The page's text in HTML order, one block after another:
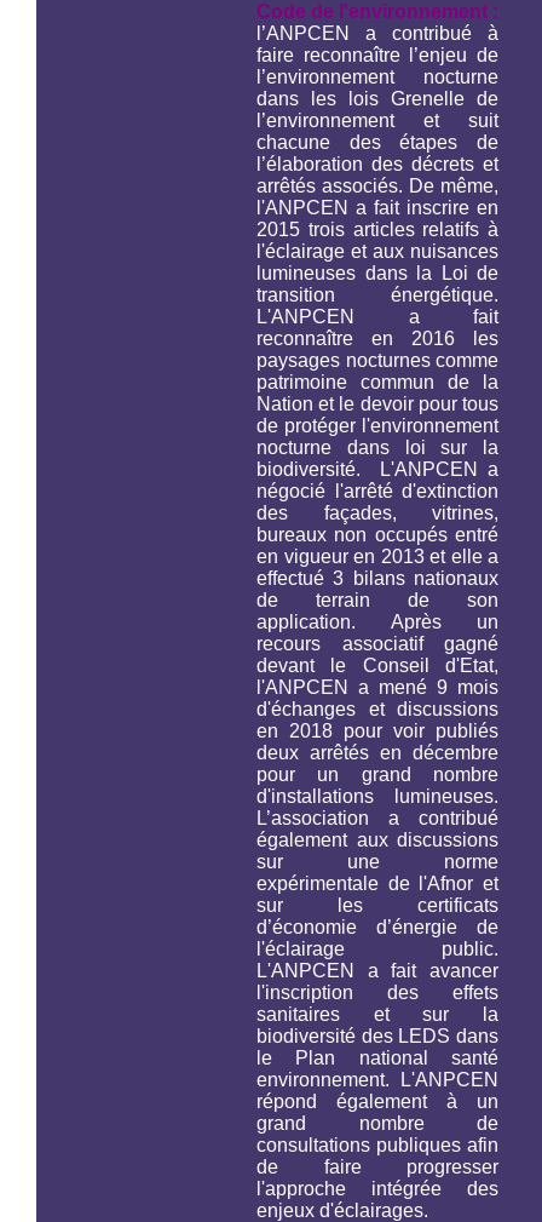
Code de l'environnement :
l’ANPCEN a contribué à
faire reconnaître l’enjeu de
l’environnement nocturne
dans les lois Grenelle de
l’environnement et suit
chacune des étapes de
l’élaboration des décrets et
arrêtés associés. De même,
l'ANPCEN a fait inscrire en
2015 trois articles relatifs à
l'éclairage et aux nuisances
lumineuses dans la Loi de
transition énergétique.
L'ANPCEN a fait
reconnaître en 2016 les
paysages nocturnes comme
patrimoine commun de la
Nation et le devoir pour tous
de protéger l'environnement
nocturne dans loi sur la
biodiversité.
L'ANPCEN a
négocié l'arrêté d'extinction
des façades, vitrines,
bureaux non occupés entré
en vigueur en 2013 et elle a
effectué 3 bilans nationaux
de terrain de son
application. Après un
recours associatif gagné
devant le Conseil d'Etat,
l'ANPCEN a mené 9 mois
d'échanges et discussions
en 2018 pour voir publiés
deux arrêtés en décembre
pour un grand nombre
d'installations lumineuses.
L’association a contribué
également aux discussions
sur une norme
expérimentale de l'Afnor et
sur les certificats
d’économie d’énergie de
l'éclairage public.
L'ANPCEN a fait avancer
l'inscription des effets
sanitaires et sur la
biodiversité des LEDS dans
le Plan national santé
environnement. L'ANPCEN
répond également à un
grand nombre de
consultations publiques afin
de faire progresser
l'approche intégrée des
enjeux d'éclairages.